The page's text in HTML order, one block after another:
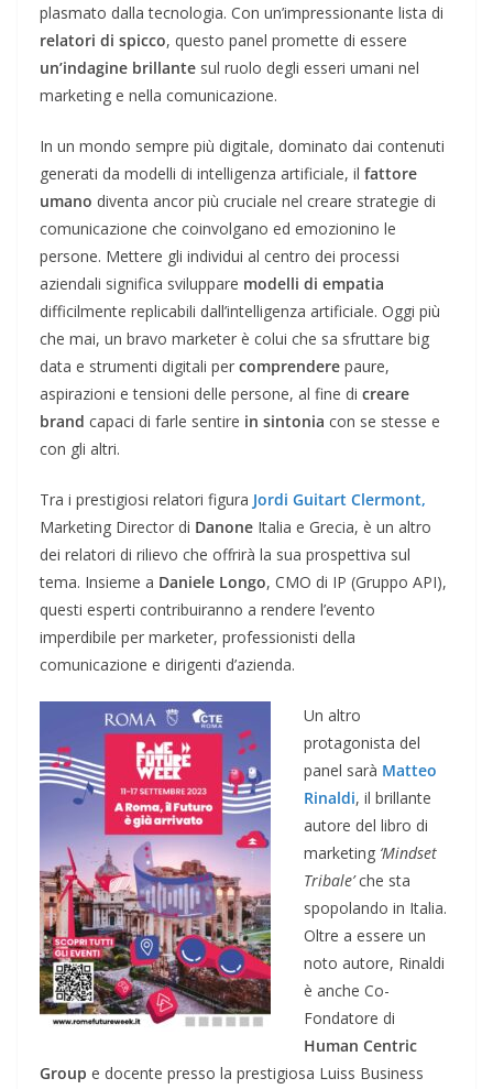
plasmato dalla tecnologia. Con un’impressionante lista di
relatori di spicco, questo panel promette di essere
un’indagine brillante sul ruolo degli esseri umani nel
marketing e nella comunicazione.
In un mondo sempre più digitale, dominato dai contenuti
generati da modelli di intelligenza artificiale, il fattore
umano diventa ancor più cruciale nel creare strategie di
comunicazione che coinvolgano ed emozionino le
persone. Mettere gli individui al centro dei processi
aziendali significa sviluppare modelli di empatia
difficilmente replicabili dall’intelligenza artificiale. Oggi più
che mai, un bravo marketer è colui che sa sfruttare big
data e strumenti digitali per comprendere paure,
aspirazioni e tensioni delle persone, al fine di creare
brand capaci di farle sentire in sintonia con se stesse e
con gli altri.
Tra i prestigiosi relatori figura Jordi Guitart Clermont,
Marketing Director di Danone Italia e Grecia, è un altro
dei relatori di rilievo che offrirà la sua prospettiva sul
tema. Insieme a Daniele Longo, CMO di IP (Gruppo API),
questi esperti contribuiranno a rendere l’evento
imperdibile per marketer, professionisti della
comunicazione e dirigenti d’azienda.
Un altro
protagonista del
panel sarà Matteo
Rinaldi, il brillante
autore del libro di
marketing ‘Mindset
Tribale’che sta
spopolando in Italia.
Oltre a essere un
noto autore, Rinaldi
è anche Co-
Fondatore di
Human Centric
Group e docente presso la prestigiosa Luiss Business